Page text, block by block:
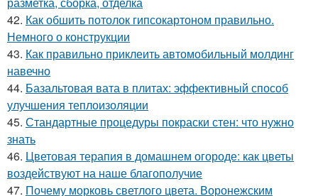
42. Как обшить потолок гипсокартоном правильно.
Немного о конструкции
43. Как правильно приклеить автомобильный молдинг
навечно
44. Базальтовая вата в плитах: эффективный способ
улучшения теплоизоляции
45. Стандартные процедуры покраски стен: что нужно
знать
46. Цветовая терапия в домашнем огороде: как цветы
воздействуют на наше благополучие
47. Почему морковь светлого цвета. Воронежским